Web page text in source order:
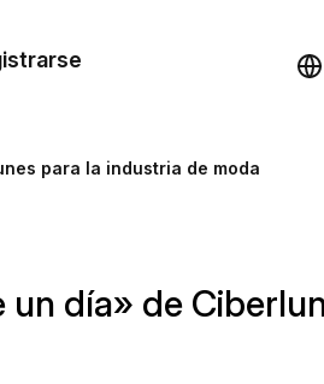
para la industria de moda
día» de